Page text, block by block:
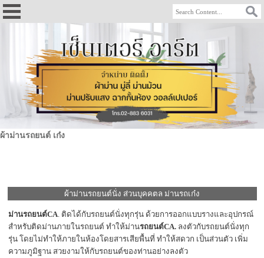
ผ้าม่านรถยนต์ เก๋ง
ผ้าม่านรถยนต์นั่ง ส่วนบุคคตล ม่านรถเก๋ง
ม่านรถยนต์CA. ติดได้กับรถยนต์นั่งทุกรุ่น ด้วยการออกแบบรางและอุปกรณ์
สำหรับติดม่านภายในรถยนต์ ทำให้ม่านรถยนต์CA.ลงตัวกับรถยนต์นั่งทุก
รุ่น โดยไม่ทำให้ภายในห้องโดยสารเสียพื้นที่ ทำให้สดวก เป็นส่วนตัว เพิ่ม
ความภูมิฐาน สวยงามให้กับรถยนต์ของท่านอย่างลงตัว